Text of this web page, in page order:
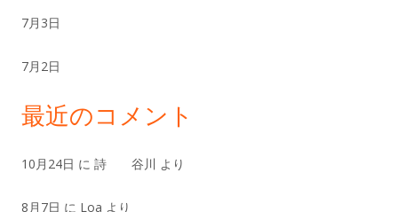
バ
ー
7月3日
7月2日
最近のコメント
10月24日 に 詩 谷川 より
8月7日 に Loa より